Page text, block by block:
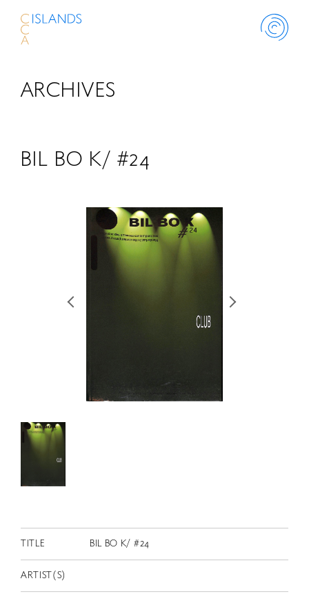
ABOUT
出版物
動画
JP
ARCHIVES
BIL BO K/ #24
TITLE BIL BO K/ #24
ARTIST(S)